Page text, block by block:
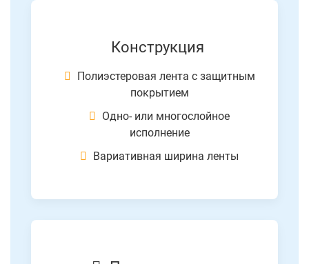
Конструкция
Полиэстеровая лента с защитным
покрытием
Одно- или многослойное
исполнение
Вариативная ширина ленты